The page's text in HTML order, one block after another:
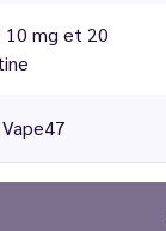
10 mg et 20